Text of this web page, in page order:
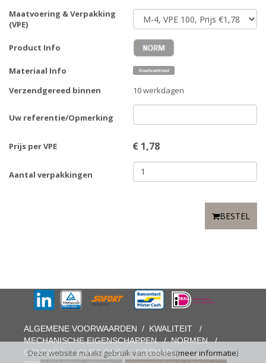
Maatvoering & Verpakking
(VPE)
Product Info
Materiaal Info
Verzendgereed binnen
10 werkdagen
Uw referentie/Opmerking
Prijs per VPE € 1,78
Aantal verpakkingen
BESTEL
Deze website maakt gebruik van cookies(meer informatie)
ALGEMENE VOORWAARDEN / KWALITEIT
/
MECHANISCHE EIGENSCHAPPEN/NORMEN/
CONTACT/OVER ONS/SITEMAP/